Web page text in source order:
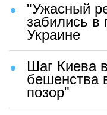
"Ужасный
забились в
Украине
Шаг Киева
бешенства
позор"